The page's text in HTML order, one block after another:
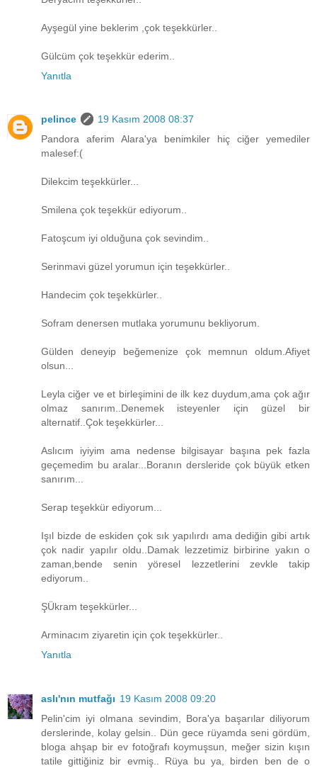
Ayşegül yine beklerim ,çok teşekkürler..
Gülcüm çok teşekkür ederim..
Yanıtla
pelince
19 Kasım 2008 08:37
Pandora aferim Alara'ya benimkiler hiç ciğer yemediler
malesef:(
Dilekcim teşekkürler...
Smilena çok teşekkür ediyorum..
Fatoşcum iyi olduğuna çok sevindim..
Serinmavi güzel yorumun için teşekkürler..
Handecim çok teşekkürler..
Sofram denersen mutlaka yorumunu bekliyorum.
Gülden deneyip beğemenize çok memnun oldum.Afiyet
olsun...
Leyla ciğer ve et birleşimini de ilk kez duydum,ama çok ağır
olmaz sanırım..Denemek isteyenler için güzel bir
alternatif..Çok teşekkürler...
Aslıcım iyiyim ama nedense bilgisayar başına pek fazla
geçemedim bu aralar...Boranın dersleride çok büyük etken
sanırım...
Serap teşekkür ediyorum...
Işıl bizde de eskiden çok sık yapılırdı ama dediğin gibi artık
çok nadir yapılır oldu..Damak lezzetimiz birbirine yakın o
zaman,bende senin yöresel lezzetlerini zevkle takip
ediyorum..
ŞÜkram teşekkürler...
Arminacım ziyaretin için çok teşekkürler..
Yanıtla
aslı'nın mutfağı 19 Kasım 2008 09:20
Pelin'cim iyi olmana sevindim, Bora'ya başarılar diliyorum
derslerinde, kolay gelsin.. Dün gece rüyamda seni gördüm,
bloga ahşap bir ev fotoğrafı koymuşsun, meğer sizin kışın
tatile gittiğiniz bir evmiş.. Rüya bu ya, birden ben de o